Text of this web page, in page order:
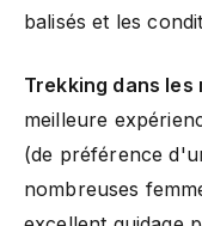
balisés et les
Trekking dans
meilleure
(de préférence
nombreuses